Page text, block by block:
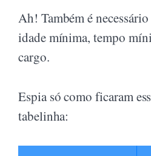
Ah! Também é
idade mínima, tempo
cargo.
Espia só como ficaram
tabelinha: